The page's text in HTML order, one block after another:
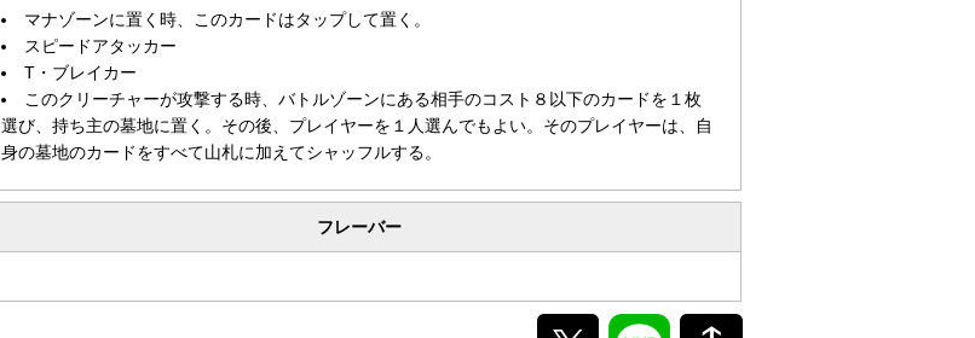
マナゾーンに置く時、このカードはタップして置く。
スピードアタッカー
T・ブレイカー
このクリーチャーが攻撃する時、バトルゾーンにある相手のコスト８以下のカードを１枚
選び、持ち主の墓地に置く。その後、プレイヤーを１人選んでもよい。そのプレイヤーは、自
身の墓地のカードをすべて山札に加えてシャッフルする。
フレーバー